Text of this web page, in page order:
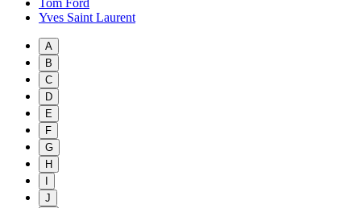
Tom Ford
Yves Saint Laurent
A
B
C
D
E
F
G
H
J